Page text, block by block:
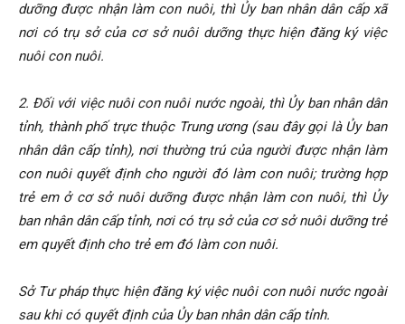
dưỡng được nhận làm con nuôi, thì Ủy ban nhân dân cấp xã
nơi có trụ sở của cơ sở nuôi dưỡng thực hiện đăng ký việc
nuôi con nuôi.
2. Đối với việc nuôi con nuôi nước ngoài, thì Ủy ban nhân dân
tỉnh, thành phố trực thuộc Trung ương (sau đây gọi là Ủy ban
nhân dân cấp tỉnh), nơi thường trú của người được nhận làm
con nuôi quyết định cho người đó làm con nuôi; trường hợp
trẻ em ở cơ sở nuôi dưỡng được nhận làm con nuôi, thì Ủy
ban nhân dân cấp tỉnh, nơi có trụ sở của cơ sở nuôi dưỡng trẻ
em quyết định cho trẻ em đó làm con nuôi.
Sở Tư pháp thực hiện đăng ký việc nuôi con nuôi nước ngoài
sau khi có quyết định của Ủy ban nhân dân cấp tỉnh.